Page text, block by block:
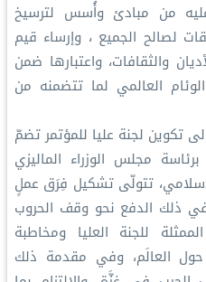
من مبادئ وأُسس لترسيخ
لصالح الجميع ، وإرساء قيم
والثقافات، واعتبارها ضمن
العالمي لما تتضمنه من
تكوين لجنة عليا للمؤتمر تضمّ
مجلس الوزراء الماليزي
تتولّى تشكيل فِرَق عملٍ
ذلك الدفع نحو وقف الحروب
للجنة العليا ومخاطبة
حول العالَم، وفي مقدمة ذلك